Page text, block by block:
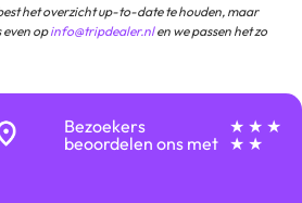
het overzicht up-to-date te houden, maar
even opinfo@tripdealer.nlen we passen het zo
Bezoekers
beoordelen ons met
★ ★ ★
★ ★